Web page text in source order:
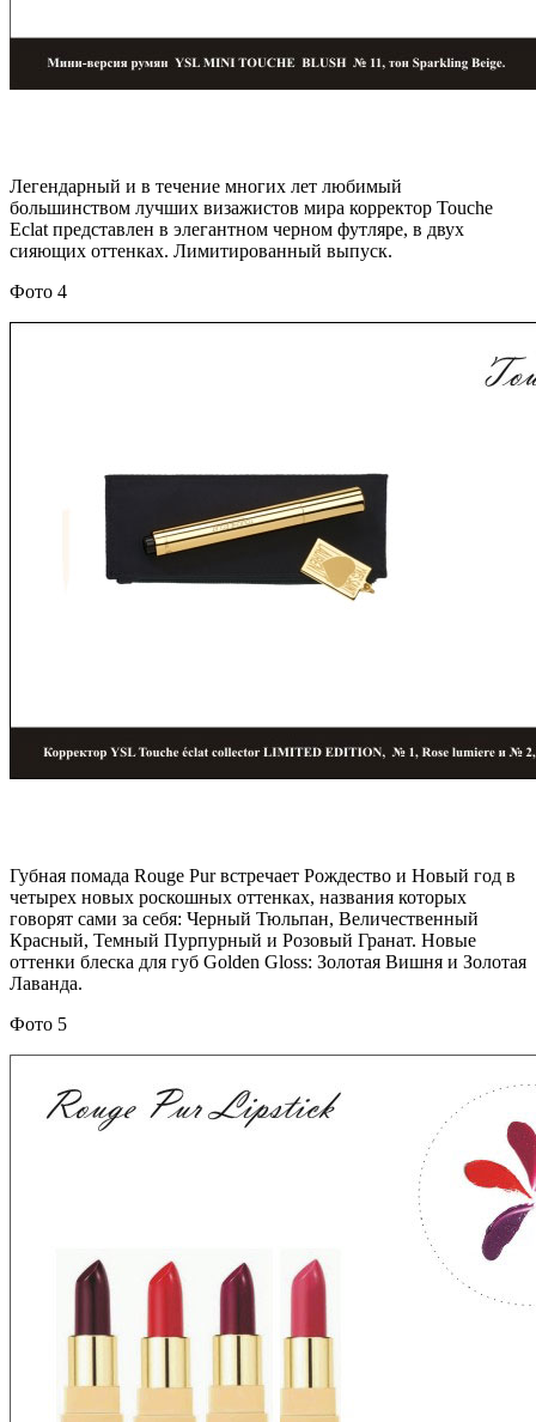
Легендарный и в течение многих лет любимый
большинством лучших визажистов мира корректор Touche
Eclat представлен в элегантном черном футляре, в двух
сияющих оттенках. Лимитированный выпуск.
Фото 4
Губная помада Rouge Pur встречает Рождество и Новый год в
четырех новых роскошных оттенках, названия которых
говорят сами за себя: Черный Тюльпан, Величественный
Красный, Темный Пурпурный и Розовый Гранат. Новые
оттенки блеска для губ Golden Gloss: Золотая Вишня и Золотая
Лаванда.
Фото 5